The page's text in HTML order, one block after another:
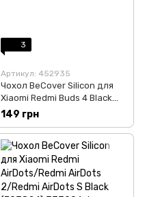
3
Артикул: 452935
Чохол BeCover Silicon для
Xiaomi Redmi Buds 4 Black
(708621)
149 грн